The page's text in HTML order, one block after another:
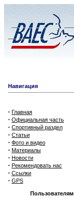
Навигация
· Главная
· Официальная часть
· Спортивный раздел
· Статьи
· Фото и видео
· Материалы
· Новости
· Рекомендовать нас
· Ссылки
· GPS
Пользователям